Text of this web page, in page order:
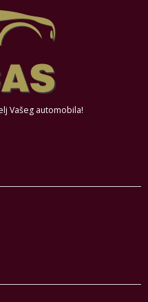
Vašeg automobila!